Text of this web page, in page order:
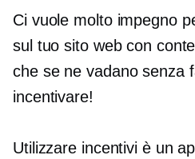
Ci vuole molto impegno
sul tuo sito web con
che se ne vadano senza
incentivare!
Utilizzare incentivi è un